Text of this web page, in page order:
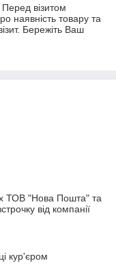
візитом
наявність товару та
Бережіть Ваш
ТОВ "Нова Пошта" та
від компанії
кур'єром